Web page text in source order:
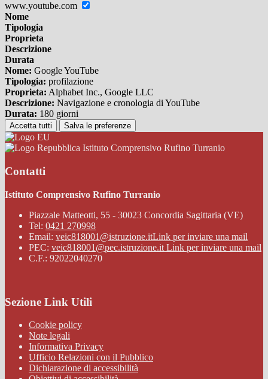
www.youtube.com
Nome
Tipologia
Proprieta
Descrizione
Durata
Nome: Google YouTube
Tipologia: profilazione
Proprieta: Alphabet Inc., Google LLC
Descrizione: Navigazione e cronologia di YouTube
Durata: 180 giorni
Accetta tutti Salva le preferenze
Istituto Comprensivo Rufino Turranio
Contatti
Istituto Comprensivo Rufino Turranio
Piazzale Matteotti, 55 - 30023 Concordia Sagittaria (VE)
Tel: 0421 270998
Email: veic818001@istruzione.itLink per inviare una mail
PEC: veic818001@pec.istruzione.it Link per inviare una mail
C.F.: 92022040270
Sezione Link Utili
Cookie policy
Note legali
Informativa Privacy
Ufficio Relazioni con il Pubblico
Dichiarazione di accessibilità